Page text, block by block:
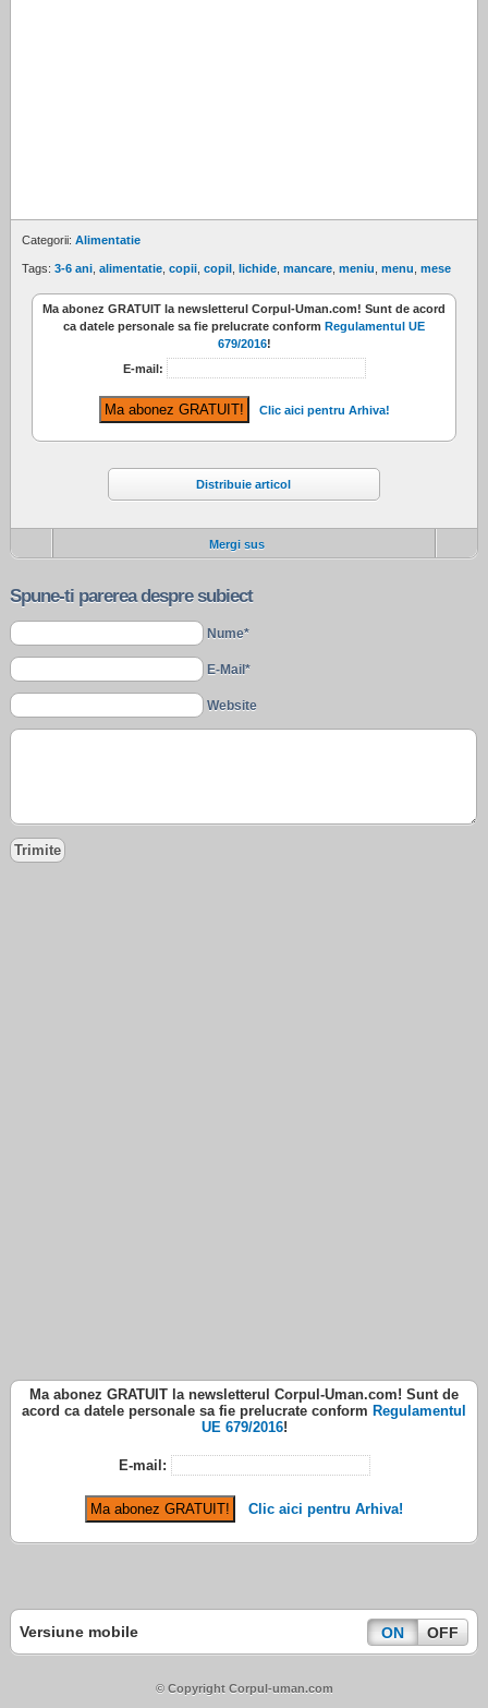
Categorii: Alimentatie
Tags: 3-6 ani alimentatie copii copil lichide mancare meniu menu mese
Ma abonez GRATUIT la newsletterul Corpul-Uman.com! Sunt de acord
ca datele personale sa fie prelucrate conform Regulamentul UE
679/2016!
E-mail:
Clic aici pentru Arhiva!
Distribuie articol
Mergi sus
Spune-ti parerea despre subiect
Nume*
E-Mail*
Website
Ma abonez GRATUIT la newsletterul Corpul-Uman.com! Sunt de
acord ca datele personale sa fie prelucrate conform Regulamentul
UE 679/2016!
E-mail:
Clic aici pentru Arhiva!
Versiune mobile ON OFF
© Copyright Corpul-uman.com